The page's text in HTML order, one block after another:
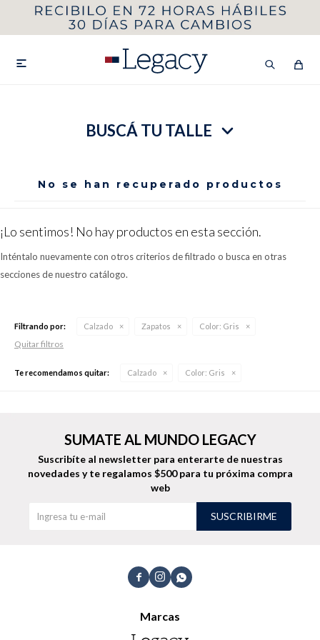

BUSCÁ TU TALLE
No se han recuperado productos
¡Lo sentimos! No hay productos en esta sección.
Inténtalo nuevamente con otros criterios de filtrado o busca en otras
secciones de nuestro catálogo.
Filtrando por: Calzado Zapatos Color: Gris
Quitar filtros
Te recomendamos quitar: Calzado Color: Gris
  
Marcas
SUMATE AL MUNDO LEGACY
Suscribíte al newsletter para enterarte de nuestras
novedades y te regalamos $500 para tu próxima compra
web
SUSCRIBIRME
MI CUENTA
VER COLECCIÓN DE HOMBRE
Chalecos
Jeans